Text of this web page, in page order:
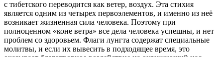
с тибетского переводится как ветер, воздух. Эта стихия
является одним из четырех первоэлементов, и именно из неё
возникает жизненная сила человека. Поэтому при
полноценном «коне ветра» все дела человека успешны, и нет
проблем со здоровьем. Флаги лунгта содержат специальные
молитвы, и если их вывесить в подходящее время, это